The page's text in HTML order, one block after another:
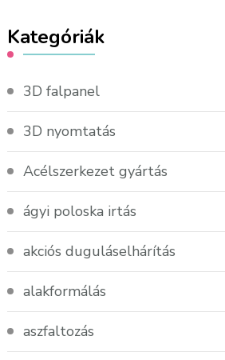
Kategóriák
3D falpanel
3D nyomtatás
Acélszerkezet gyártás
ágyi poloska irtás
akciós duguláselhárítás
alakformálás
aszfaltozás